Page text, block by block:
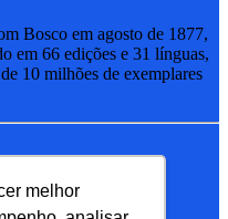
melhor
Bosco em agosto de 1877,
em 66 edições e 31 línguas,
10 milhões de exemplares